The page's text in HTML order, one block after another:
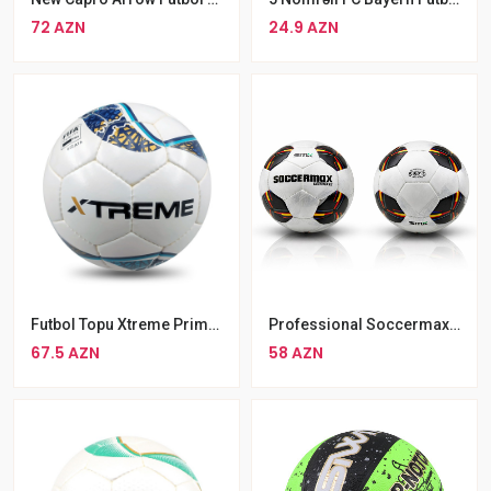
72 AZN 24.9 AZN
Futbol Topu Xtreme Primo Sala Professional FİFA Quality Pro 4 Nömrə
67.5 AZN
Professional Soccermax Futbol Topu
58 AZN